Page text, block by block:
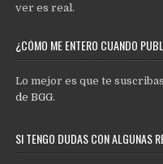
ver es real.
¿CÓMO ME ENTERO CUANDO
Lo mejor es que te
de BGG.
SI TENGO DUDAS CON ALGUNAS